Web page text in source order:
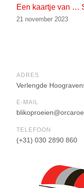
Een kaartje van …
21 november 2023
ADRES
Verlengde
E-MAIL
TELEFOON
(+31) 030 2890 860